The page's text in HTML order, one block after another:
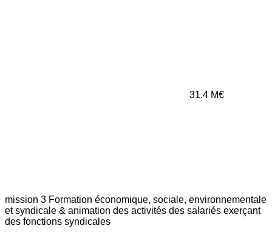
31.4 M€
mission 3 Formation économique, sociale, environnementale
et syndicale & animation des activités des salariés exerçant
des fonctions syndicales